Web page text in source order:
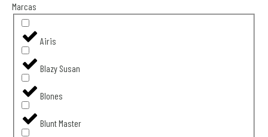
Marcas
Airis
Blazy Susan
Blones
Blunt Master